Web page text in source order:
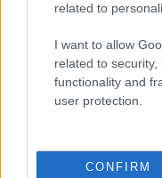
related to
I want to allow
related to
functionality and
user protection.
CONFIRM